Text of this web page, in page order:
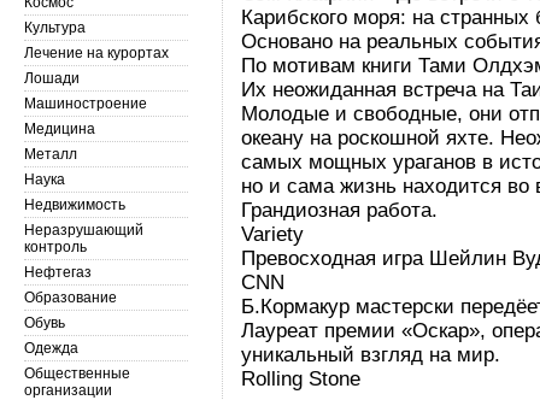
Карибского моря: на странных
Основано на реальных
По мотивам книги Тами
Их неожиданная встреча на
Молодые и свободные, они
океану на роскошной яхте.
самых мощных ураганов в
но и сама жизнь находится
Грандиозная работа.
Variety
Превосходная игра Шейлин
CNN
Б.Кормакур мастерски
Лауреат премии «Оскар»,
уникальный взгляд на мир.
Rolling Stone
Культура
Лечение на курортах
Лошади
Машиностроение
Медицина
Металл
Наука
Недвижимость
Неразрушающий
контроль
Нефтегаз
Образование
Обувь
Одежда
Общественные
организации